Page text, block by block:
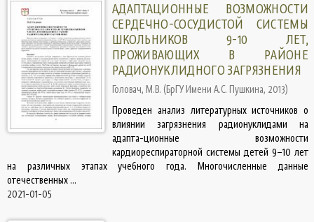
АДАПТАЦИОННЫЕ ВОЗМОЖНОСТИ
СЕРДЕЧНО-СОСУДИСТОЙ СИСТЕМЫ
ШКОЛЬНИКОВ 9-10 ЛЕТ,
ПРОЖИВАЮЩИХ В РАЙОНЕ
РАДИОНУКЛИДНОГО ЗАГРЯЗНЕНИЯ
Головач, М.В. (БрГУ Имени А.С. Пушкина, 2013)
Проведен анализ литературных источников о
влиянии загрязнения радионуклидами на
адапта-ционные возможности
кардиореспираторной системы детей 9–10 лет
на различных этапах учебного года. Многочисленные данные
отечественных ...
2021-01-05